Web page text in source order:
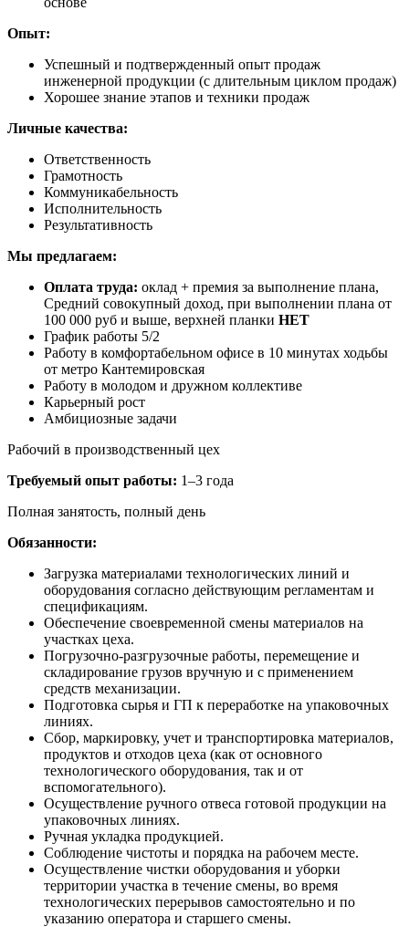
Опыт:
Успешный и подтвержденный опыт продаж
инженерной продукции (с длительным циклом продаж)
Хорошее знание этапов и техники продаж
Личные качества:
Ответственность
Грамотность
Коммуникабельность
Исполнительность
Результативность
Мы предлагаем:
Оплата труда: оклад + премия за выполнение плана,
Средний совокупный доход, при выполнении плана от
100 000 руб и выше, верхней планки НЕТ
График работы 5/2
Работу в комфортабельном офисе в 10 минутах ходьбы
от метро Кантемировская
Работу в молодом и дружном коллективе
Карьерный рост
Амбициозные задачи
Рабочий в производственный цех
Требуемый опыт работы: 1–3 года
Полная занятость, полный день
Обязанности:
Загрузка материалами технологических линий и
оборудования согласно действующим регламентам и
спецификациям.
Обеспечение своевременной смены материалов на
участках цеха.
Погрузочно-разгрузочные работы, перемещение и
складирование грузов вручную и с применением
средств механизации.
Подготовка сырья и ГП к переработке на упаковочных
линиях.
Сбор, маркировку, учет и транспортировка материалов,
продуктов и отходов цеха (как от основного
технологического оборудования, так и от
вспомогательного).
Осуществление ручного отвеса готовой продукции на
упаковочных линиях.
Ручная укладка продукцией.
Соблюдение чистоты и порядка на рабочем месте.
Осуществление чистки оборудования и уборки
территории участка в течение смены, во время
технологических перерывов самостоятельно и по
указанию оператора и старшего смены.